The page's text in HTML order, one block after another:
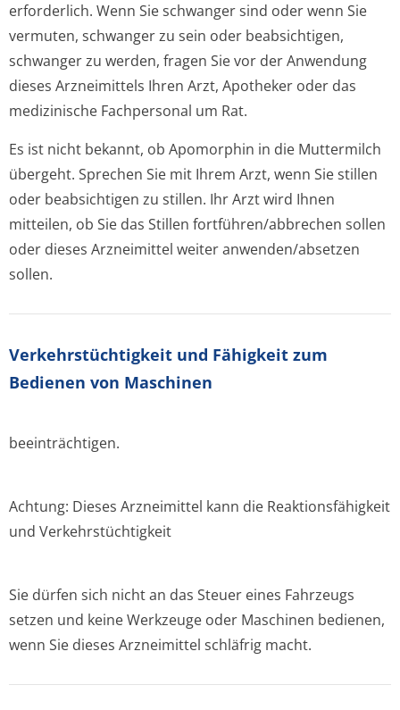
erforderlich. Wenn Sie schwanger sind oder wenn Sie
vermuten, schwanger zu sein oder beabsichtigen,
schwanger zu werden, fragen Sie vor der Anwendung
dieses Arzneimittels Ihren Arzt, Apotheker oder das
medizinische Fachpersonal um Rat.
Es ist nicht bekannt, ob Apomorphin in die Muttermilch
übergeht. Sprechen Sie mit Ihrem Arzt, wenn Sie stillen
oder beabsichtigen zu stillen. Ihr Arzt wird Ihnen
mitteilen, ob Sie das Stillen fortführen/ab­brechen sollen
oder dieses Arzneimittel weiter anwenden/absetzen
sollen.
Verkehrstüchtig­keit und Fähigkeit zum
Bedienen von Maschinen
beeinträchtigen.
Achtung: Dieses Arzneimittel kann die Reaktionsfähigkeit
und Verkehrstüchtigkeit
Sie dürfen sich nicht an das Steuer eines Fahrzeugs
setzen und keine Werkzeuge oder Maschinen bedienen,
wenn Sie dieses Arzneimittel schläfrig macht.